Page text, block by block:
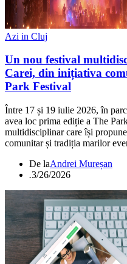
Azi in Cluj
Un nou festival
Carei, din inițiativa
Park Festival
Între 17 și 19 iulie 2026, în
avea loc prima ediție a The
multidisciplinar care își
comunitar și tradiția marilor
De laAndrei Mureșan
.3/26/2026